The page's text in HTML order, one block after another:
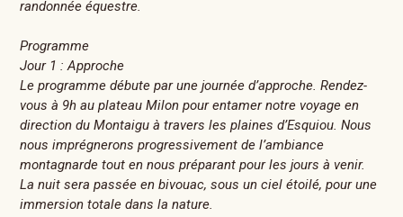
randonnée équestre.
Programme
Jour 1 : Approche
Le programme débute par une journée d’approche. Rendez-
vous à 9h au plateau Milon pour entamer notre voyage en
direction du Montaigu à travers les plaines d’Esquiou. Nous
nous imprégnerons progressivement de l’ambiance
montagnarde tout en nous préparant pour les jours à venir.
La nuit sera passée en bivouac, sous un ciel étoilé, pour une
immersion totale dans la nature.